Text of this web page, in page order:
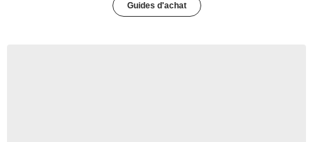
Guides d'achat